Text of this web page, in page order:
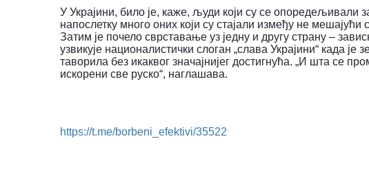
У Украјини, било је, каже, људи који су се опоредељивали
напослетку много оних који су стајали између не
Затим је почело сврставање уз једну и другу страну –
узвикује националистички слоган „слава Украјини“ када
таворила без икаквог значајнијег достигнућа. „И шта се
искорени све руско“, наглашава.
https://t.me/borbeni efektivi/35522